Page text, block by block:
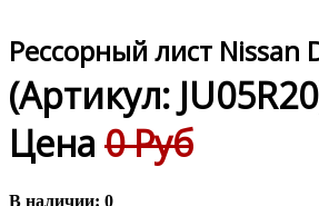
Рессорный лист Nissan
(Артикул: JU05R20
Цена 0 Руб
В наличии: 0